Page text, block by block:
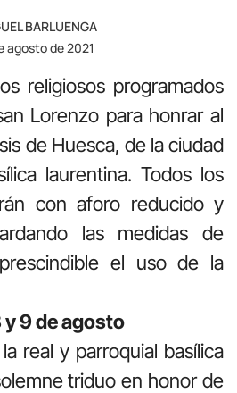
BARLUENGA
agosto de 2021
religiosos programados
Lorenzo para honrar al
de Huesca, de la ciudad
laurentina. Todos los
con aforo reducido y
las medidas de
el uso de la
y 9 de agosto
real y parroquial basílica
triduo en honor de